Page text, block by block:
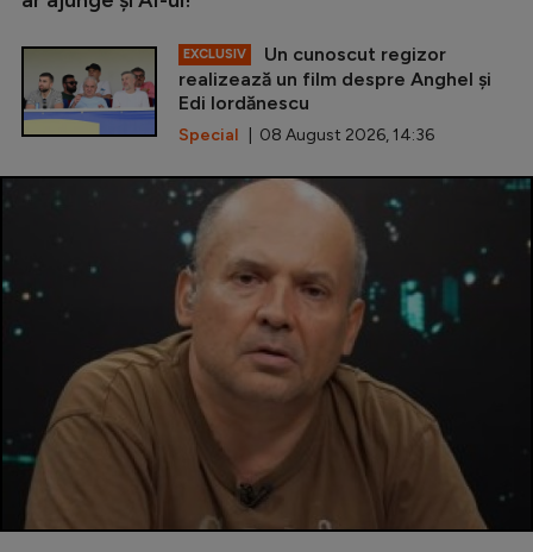
EXCLUSIV
Un cunoscut regizor
realizează un film despre Anghel și
Edi Iordănescu
Special | 08 August 2026, 14:36